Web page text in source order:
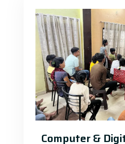
Computer &